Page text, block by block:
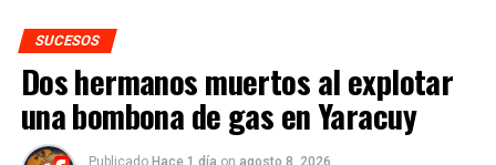
SUCESOS
Dos hermanos muertos al explotar
una bombona de gas en Yaracuy
Publicado Hace 1 día on agosto 8, 2026